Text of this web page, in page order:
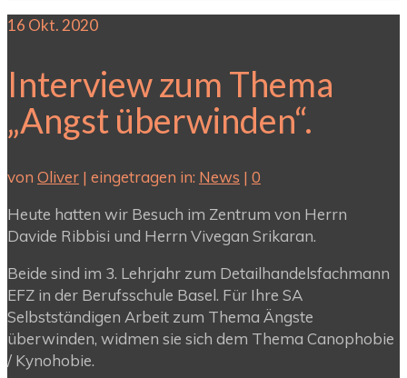
16 Okt. 2020
Interview zum Thema
„Angst überwinden“.
von Oliver | eingetragen in: News | 0
Heute hatten wir Besuch im Zentrum von Herrn
Davide Ribbisi und Herrn Vivegan Srikaran.
Beide sind im 3. Lehrjahr zum Detailhandelsfachmann
EFZ in der Berufsschule Basel. Für Ihre SA
Selbstständigen Arbeit zum Thema Ängste
überwinden, widmen sie sich dem Thema Canophobie
/ Kynohobie.